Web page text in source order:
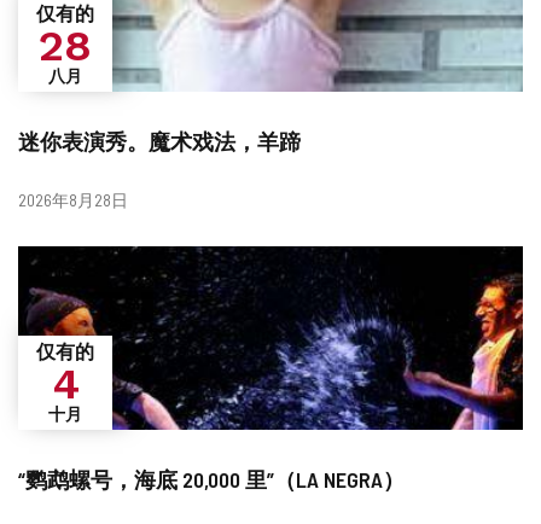
迷你表演秀。魔术戏法，羊蹄
仅有的
28
八月
日
2026年8月28日
“鹦鹉螺号，海底 20,000 里”（LA NEGRA）
仅有的
4
十月